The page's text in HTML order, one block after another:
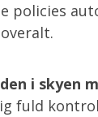
policies
i skyen
fuld